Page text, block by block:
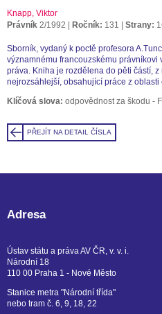
Knapp, Viktor
Právník 2/1992 Ročník: 131 Strany:
Sborník, vydaný k poctě profesora
významnému francouzskému
práva. Kniha je rozdělena do pěti částí,
nejrozsáhlejší, obsahující práce z
Klíčová slova: odpovědnost za škodu -
PŘEJÍT NA DETAIL ČÍSLA
Adresa
Ústav státu a práva AV ČR, v. v. i.
Národní 18
110 00 Praha 1 - Nové Město
Stanice metra "Národní třída"
nebo tram č. 6, 9, 18, 22